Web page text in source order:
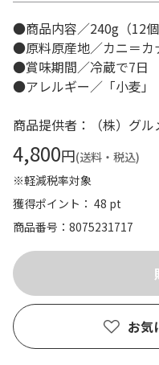
●商品内容／240g（12
●原料原産地／カニ＝カ
●賞味期間／冷蔵で7日
●アレルギー／「小麦
商品提供者：（株）グ
4,800円(送料・税込)
※軽減税率対象
獲得ポイント： 48 pt
商品番号
8075231717
お気